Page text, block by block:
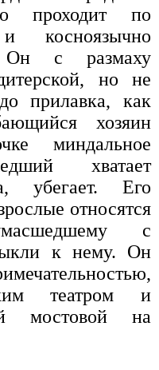
проходит по
косноязычно
Он с размаху
но не
прилавка, как
хозяин
миндальное
хватает
убегает. Его
относятся
с
к нему. Он
театром и
мостовой на